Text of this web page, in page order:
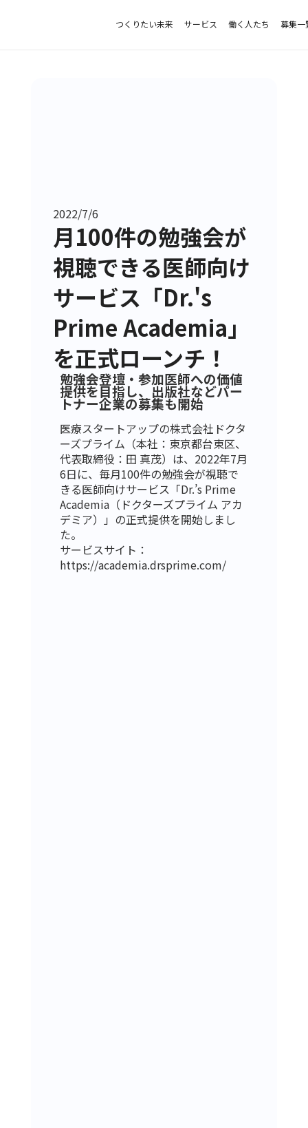
つくりたい未来 サービス 働く人たち 募集一
2022/7/6
月100件の勉強会が
視聴できる医師向け
サービス「Dr.'s
Prime Academia」
を正式ローンチ！
勉強会登壇・参加医師への価値
提供を目指し、出版社などパー
トナー企業の募集も開始
医療スタートアップの株式会社ドクタ
ーズプライム（本社：東京都台東区、
代表取締役：田 真茂）は、2022年7月
6日に、毎月100件の勉強会が視聴で
きる医師向けサービス「Dr.’s Prime
Academia（ドクターズプライム アカ
デミア）」の正式提供を開始しまし
た。
サービスサイト：
https://academia.drsprime.com/